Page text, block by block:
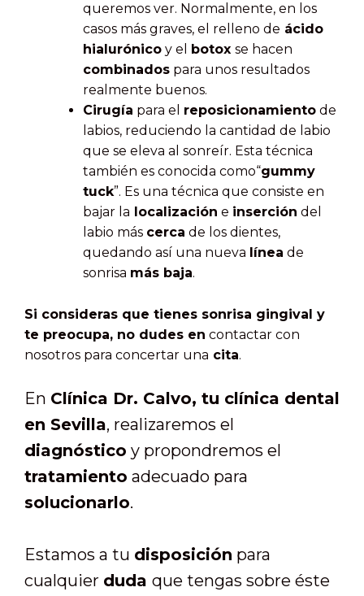
queremos ver. Normalmente, en los
casos más graves, el relleno de ácido
hialurónico y el botox se hacen
combinados para unos resultados
realmente buenos.
Cirugía para el reposicionamiento de
labios, reduciendo la cantidad de labio
que se eleva al sonreír. Esta técnica
también es conocida como“gummy
tuck”. Es una técnica que consiste en
bajar la localización e inserción del
labio más cerca de los dientes,
quedando así una nueva línea de
sonrisa más baja.
Si consideras que tienes sonrisa gingival y
te preocupa, no dudes en contactar con
nosotros para concertar una cita.
En Clínica Dr. Calvo, tu clínica dental
en Sevilla, realizaremos el
diagnóstico y propondremos el
tratamiento adecuado para
solucionarlo.
Estamos a tu disposición para
cualquier duda que tengas sobre éste